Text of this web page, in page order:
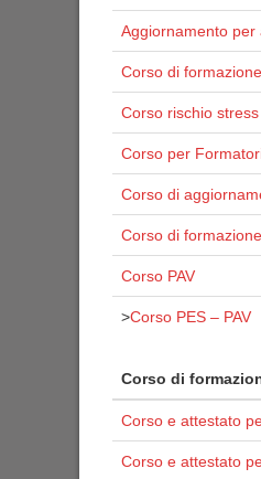
Aggiornamento per
Corso di
Corso rischio
Corso per
Corso di
Corso di
Corso PAV
>Corso PES – PAV
Corso di
Corso e attestato
Corso e attestato